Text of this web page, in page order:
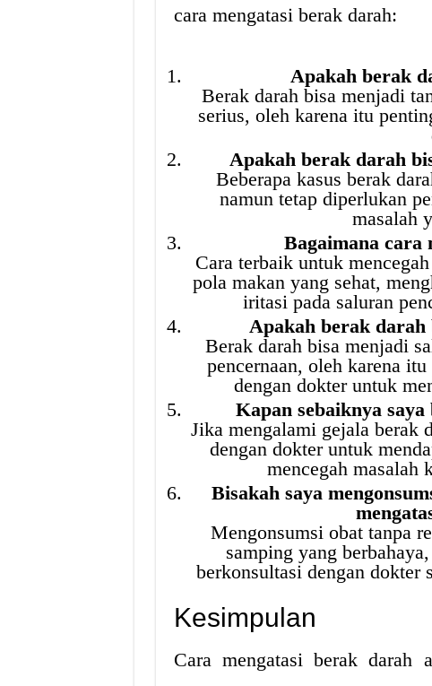
cara mengatasi berak darah:
Apakah berak
Berak darah bisa menjadi
serius, oleh karena itu
Apakah berak darah
Beberapa kasus berak
namun tetap diperlukan
masalah
Bagaimana cara
Cara terbaik untuk
pola makan yang sehat,
iritasi pada saluran
Apakah berak
Berak darah bisa menjadi
pencernaan, oleh karena
dengan dokter untuk
Kapan sebaiknya
Jika mengalami gejala berak
dengan dokter untuk
mencegah masalah
Bisakah saya
Mengonsumsi obat tanpa
samping yang
berkonsultasi dengan dokter
Kesimpulan
Cara mengatasi berak darah